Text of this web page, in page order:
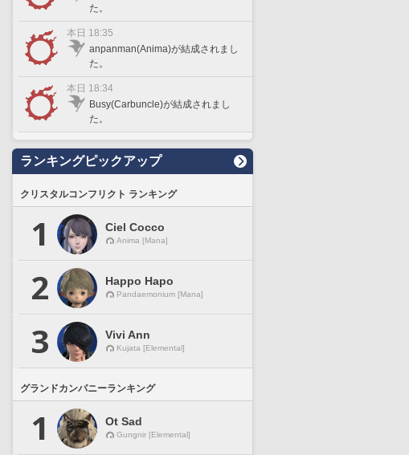
た。
本日 18:35
anpanman(Anima)が結成されまし
た。
本日 18:34
Busy(Carbuncle)が結成されまし
た。
ランキングピックアップ
クリスタルコンフリクト ランキング
1 Ciel Cocco
Anima [Mana]
2 Happo Hapo
Pandaemonium [Mana]
3 Vivi Ann
Kujata [Elemental]
グランドカンパニーランキング
1 Ot Sad
Gungnir [Elemental]